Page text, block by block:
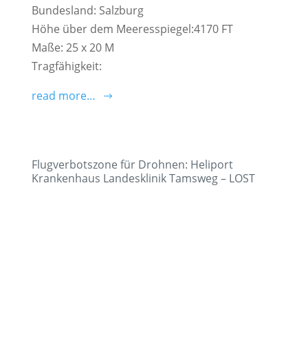
Bundesland: Salzburg
Höhe über dem Meeresspiegel:4170 FT
Maße: 25 x 20 M
Tragfähigkeit:
read more…
Flugverbotszone für Drohnen: Heliport
Krankenhaus Landesklinik Tamsweg – LOST